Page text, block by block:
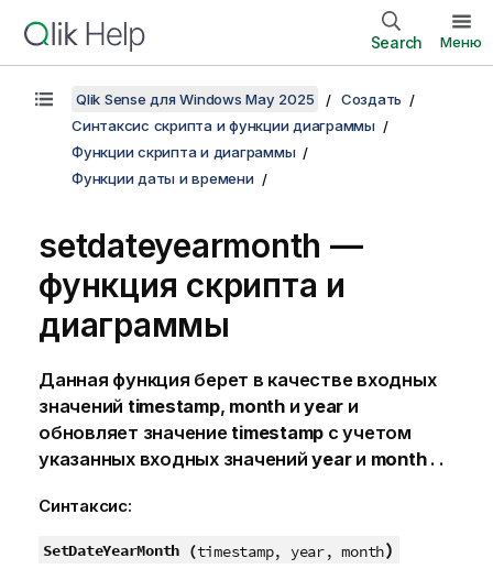
Search Меню
Qlik Sense для Windows May 2025
Создать
Синтаксис скрипта и функции диаграммы
Функции скрипта и диаграммы
Функции даты и времени
setdateyearmonth —
функция скриптa и
диаграммы
Данная функция берет в качестве входных
значений timestamp, month и year и
обновляет значение timestamp с учетом
указанных входных значенийyearи month . .
Синтаксис:
SetDateYearMonth (timestamp, year, month)